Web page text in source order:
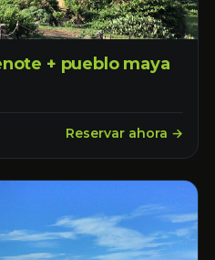
+ pueblo maya
Reservar ahora →